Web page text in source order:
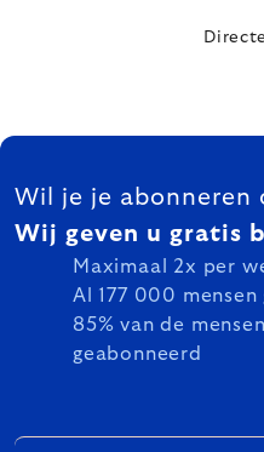
FOOTER
Wil je je abonneren
Wij geven u gratis
Maximaal 2x per
Al 177 000 mensen
85% van de
geabonneerd